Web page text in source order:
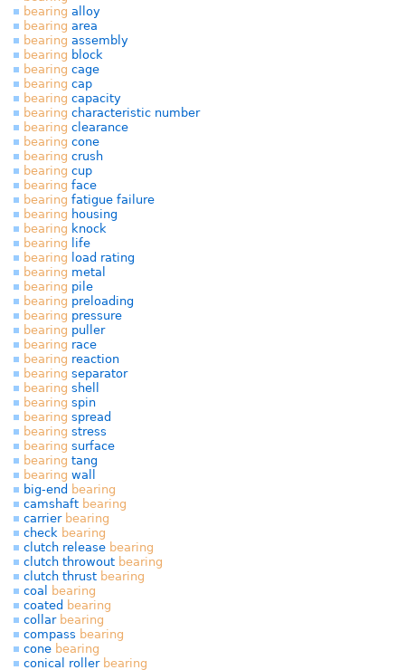
bearing alloy
bearing area
bearing assembly
bearing block
bearing cage
bearing cap
bearing capacity
bearing characteristic number
bearing clearance
bearing cone
bearing crush
bearing cup
bearing face
bearing fatigue failure
bearing housing
bearing knock
bearing life
bearing load rating
bearing metal
bearing pile
bearing preloading
bearing pressure
bearing puller
bearing race
bearing reaction
bearing separator
bearing shell
bearing spin
bearing spread
bearing stress
bearing surface
bearing tang
bearing wall
big-end bearing
camshaft bearing
carrier bearing
check bearing
clutch release bearing
clutch throwout bearing
clutch thrust bearing
coal
bearing
coated bearing
collar bearing
compass bearing
cone bearing
conical roller bearing